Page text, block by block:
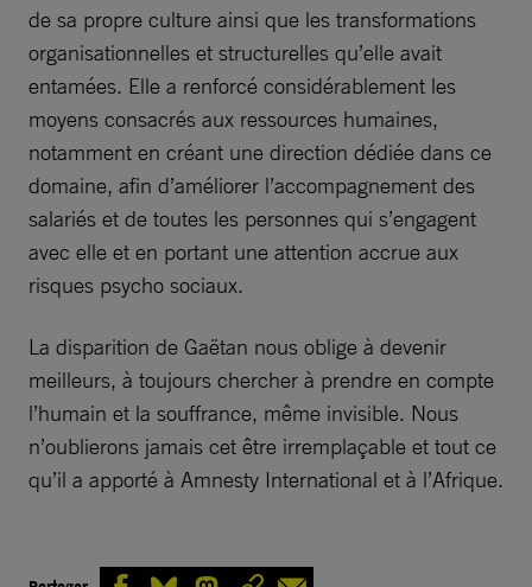
de sa propre culture ainsi que les transformations
organisationnelles et structurelles qu’elle avait
entamées. Elle a renforcé considérablement les
moyens consacrés aux ressources humaines,
notamment en créant une direction dédiée dans ce
domaine, afin d’améliorer l’accompagnement des
salariés et de toutes les personnes qui s’engagent
avec elle et en portant une attention accrue aux
risques psycho sociaux.
La disparition de Gaëtan nous oblige à devenir
meilleurs, à toujours chercher à prendre en compte
l’humain et la souffrance, même invisible. Nous
n’oublierons jamais cet être irremplaçable et tout ce
qu’il a apporté à Amnesty International et à l’Afrique.